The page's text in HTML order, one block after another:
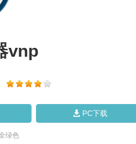
vnp
PC下载
绿色